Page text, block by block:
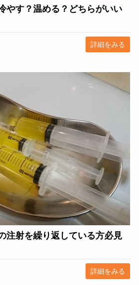
やす？温める？どちらがいい
詳細をみる
注射を繰り返している方必見
詳細をみる